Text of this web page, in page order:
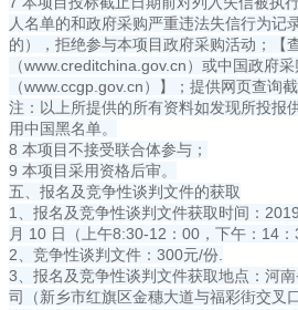
人名单的和政府采购严重违法失信行为记
的），拒绝参与本项目政府采购活动；【
（www.creditchina.gov.cn）或中国政府采
（www.ccgp.gov.cn）】；提供网页查询截
注：以上所提供的所有资料如发现所投报
用中国黑名单。
8 本项目不接受联合体参与；
9 本项目采用资格后审。
五、报名及竞争性谈判文件的获取
1、报名及竞争性谈判文件获取时间：
月 10 日（上午8:30-12：00，下午：14：
2、竞争性谈判文件：300元/份.
3、报名及竞争性谈判文件获取地点：河
司（新乡市红旗区金穗大道与福彩街交叉